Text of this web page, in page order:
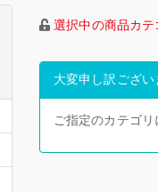
選択中の商品カ
大変申し訳ござい
ご指定のカテゴ